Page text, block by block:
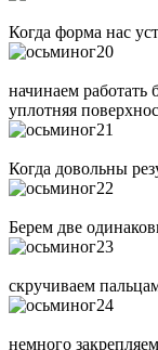
Когда форма нас
начинаем работать
уплотняя
Когда довольны
Берем две
скручиваем
немного